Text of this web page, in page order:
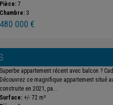
Pièce: 7
Chambre: 3
480 000 €
Superbe appartement récent avec balcon ?
Découvrez ce magnifique appartement situé
construite en 2021, pa...
Surface: +/- 72 m²